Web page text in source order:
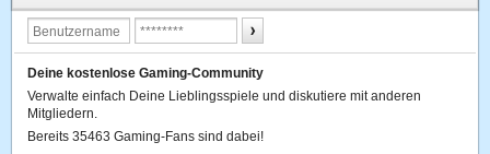
Deine kostenlose Gaming-Community
Verwalte einfach Deine Lieblingsspiele und diskutiere mit anderen
Mitgliedern.
Bereits 35463 Gaming-Fans sind dabei!